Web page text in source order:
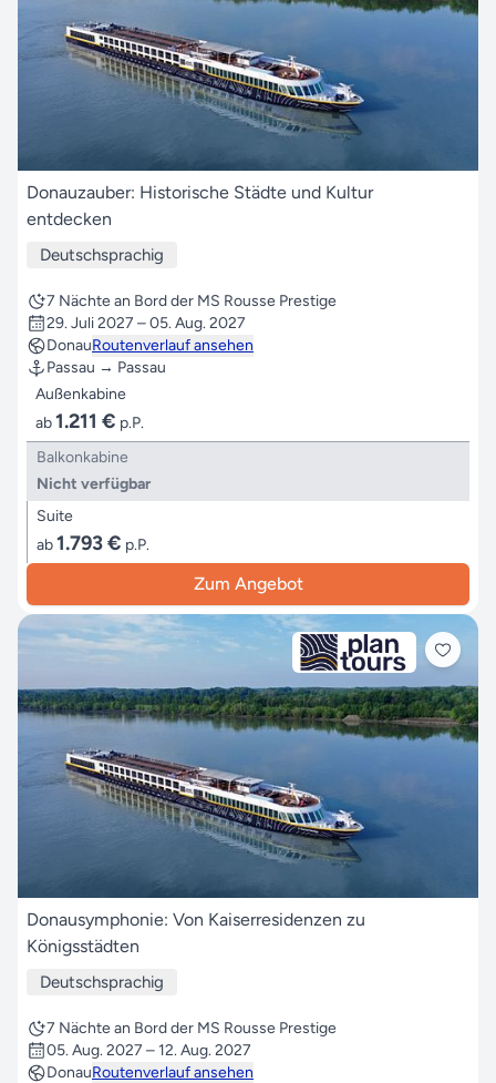
Donauzauber: Historische Städte und Kultur
entdecken
Deutschsprachig
7 Nächte an Bord der MS Rousse Prestige
29. Juli 2027 – 05. Aug. 2027
DonauRoutenverlauf ansehen
Passau → Passau
Außenkabine
ab1.211 € p.P.
Balkonkabine
Nicht verfügbar
Suite
ab1.793 € p.P.
Zum Angebot
Donausymphonie: Von Kaiserresidenzen zu
Königsstädten
Deutschsprachig
7 Nächte an Bord der MS Rousse Prestige
05. Aug. 2027 – 12. Aug. 2027
DonauRoutenverlauf ansehen